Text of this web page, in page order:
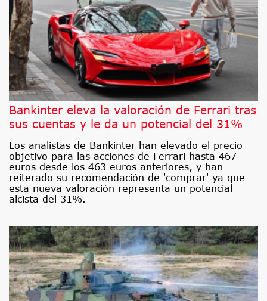
Bankinter eleva la valoración de Ferrari tras
sus cuentas y le da un potencial del 31%
Los analistas de Bankinter han elevado el precio
objetivo para las acciones de Ferrari hasta 467
euros desde los 463 euros anteriores, y han
reiterado su recomendación de 'comprar' ya que
esta nueva valoración representa un potencial
alcista del 31%.